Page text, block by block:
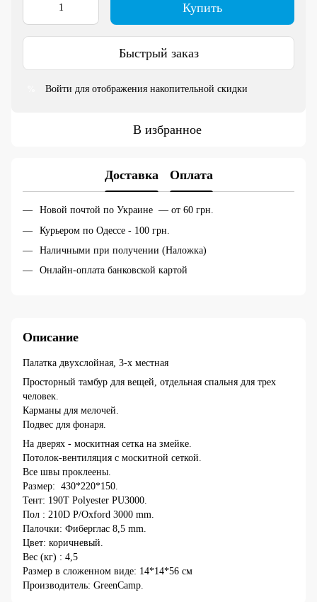
Купить
Быстрый заказ
Войти для отображения накопительной скидки
В избранное
Доставка Оплата
Новой почтой по Украине — от 60 грн.
Курьером по Одессе - 100 грн.
Наличными при получении (Наложка)
Онлайн-оплата банковской картой
Описание
Палатка двухслойная, 3-х местная
Просторный тамбур для вещей, отдельная спальня для трех
человек.
Карманы для мелочей.
Подвес для фонаря.
На дверях - москитная сетка на змейке.
Потолок-вентиляция с москитной сеткой.
Все швы проклеены.
Размер: 430*220*150.
Тент: 190Т Polyester PU3000.
Пол : 210D P/Oxford 3000 mm.
Палочки: Фиберглас 8,5 mm.
Цвет: коричневый.
Вес (кг) : 4,5
Размер в сложенном виде: 14*14*56 см
Производитель: GreenCamp.